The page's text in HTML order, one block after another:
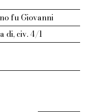
fu Giovanni
di, civ. 4/1